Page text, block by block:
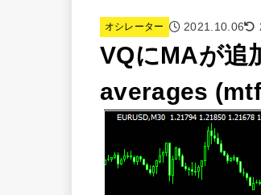
オシレーター 2021.10.06
VQにMAが
averages